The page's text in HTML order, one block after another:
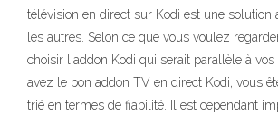
télévision en direct sur Kodi est une solution
les autres. Selon ce que vous voulez
choisir l'addon Kodi qui serait parallèle à vos
avez le bon addon TV en direct Kodi, vous
trié en termes de fiabilité. Il est cependant